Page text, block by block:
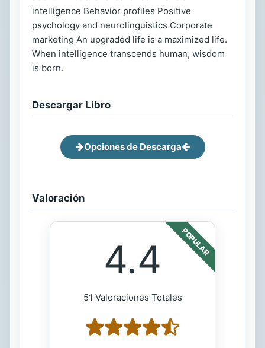
intelligence Behavior profiles Positive
psychology and neurolinguistics Corporate
marketing An upgraded life is a maximized life.
When intelligence transcends human, wisdom
is born.
Descargar Libro
Opciones de Descarga
Valoración
POPULAR
4.4
51 Valoraciones Totales